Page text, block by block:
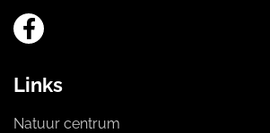
Links
Natuur centrum